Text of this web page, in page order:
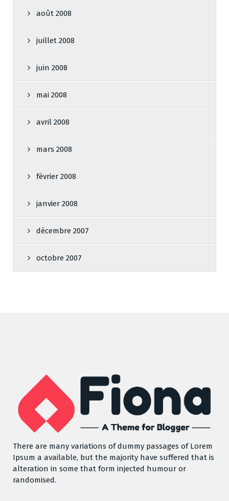
août 2008
juillet 2008
juin 2008
mai 2008
avril 2008
mars 2008
février 2008
janvier 2008
décembre 2007
octobre 2007
There are many variations of dummy passages of Lorem
Ipsum a available, but the majority have suffered that is
alteration in some that form injected humour or
randomised.